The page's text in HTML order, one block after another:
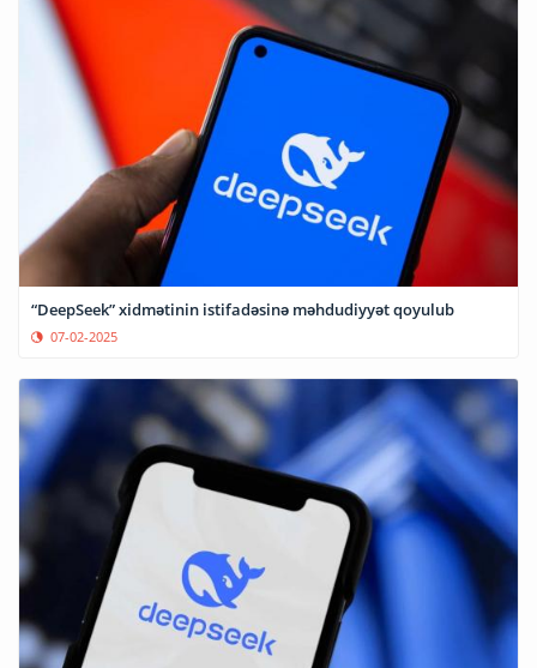
“DeepSeek” xidmətinin istifadəsinə məhdudiyyət qoyulub
07-02-2025